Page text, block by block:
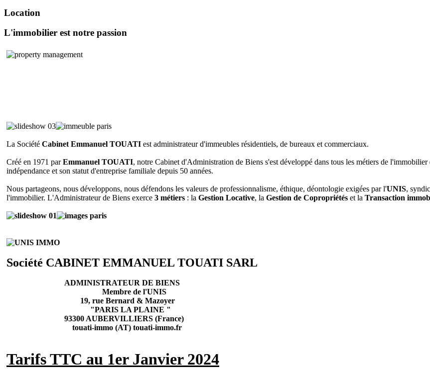
Location
L'immobilier est notre passion
La Société Cabinet Emmanuel TOUATI est administrateur d'immeubles résidentiels, de bureaux et commerciaux.
Créé en 1971 parEmmanuel TOUATI, notre Cabinet d'Administration de Biens s'est développé dans tous les métiers de l'immobilier
indépendance et son statut d'entreprise familiale depuis 50 années.
Nous partageons, nous développons, nous défendons les valeurs de professionnalisme, éthique, déontologie exigées par l'UNIS,
l'immobilier. L'Administrateur de Biens exerce 3 métiers : la Gestion Locative, la Gestion de Copropriétés et la Transaction
Société CABINET EMMANUEL TOUATI SARL
ADMINISTRATEUR DE BIENS
Membre de l'UNIS
19, rue Bernard & Mazoyer
"PARIS LA PLAINE "
93300 AUBERVILLIERS (France)
touati-immo (AT) touati-immo.fr
Tarifs TTC au 1er Janvier 2024